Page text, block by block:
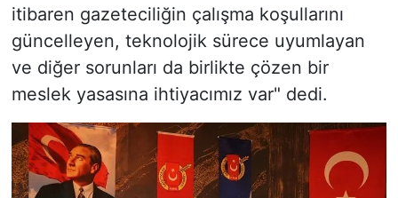
itibaren gazeteciliğin çalışma koşullarını
güncelleyen, teknolojik sürece uyumlayan
ve diğer sorunları da birlikte çözen bir
meslek yasasına ihtiyacımız var" dedi.